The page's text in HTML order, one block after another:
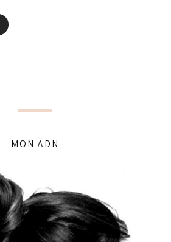
MON ADN